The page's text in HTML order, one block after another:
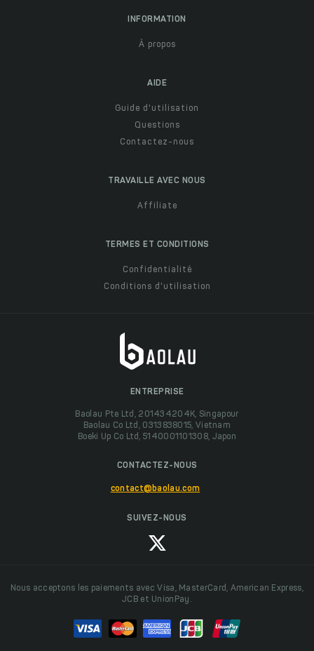
INFORMATION
À propos
AIDE
Guide d'utilisation
Questions
Contactez-nous
TRAVAILLE AVEC NOUS
Affiliate
TERMES ET CONDITIONS
Confidentialité
Conditions d'utilisation
ENTREPRISE
Baolau Pte Ltd, 201434204K, Singapour
Baolau Co Ltd, 0313838015, Vietnam
Boeki Up Co Ltd, 5140001101308, Japon
CONTACTEZ-NOUS
contact@baolau.com
SUIVEZ-NOUS
Nous acceptons les paiements avec Visa, MasterCard, American Express,
JCB et UnionPay.